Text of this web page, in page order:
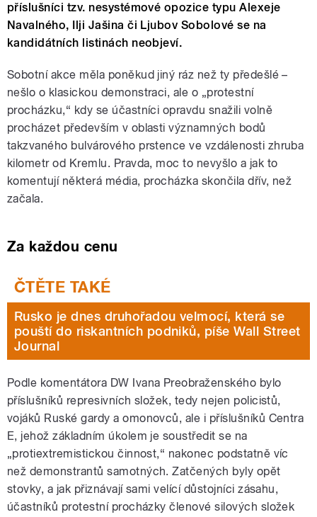
příslušníci tzv. nesystémové opozice typu Alexeje
Navalného, Ilji Jašina či Ljubov Sobolové se na
kandidátních listinách neobjeví.
Sobotní akce měla poněkud jiný ráz než ty předešlé –
nešlo o klasickou demonstraci, ale o „protestní
procházku,“ kdy se účastníci opravdu snažili volně
procházet především v oblasti významných bodů
takzvaného bulvárového prstence ve vzdálenosti zhruba
kilometr od Kremlu. Pravda, moc to nevyšlo a jak to
komentují některá média, procházka skončila dřív, než
začala.
Za každou cenu
Rusko je dnes druhořadou velmocí, která se
pouští do riskantních podniků, píše Wall Street
Journal
Podle komentátora DW Ivana Preobraženského bylo
příslušníků represivních složek, tedy nejen policistů,
vojáků Ruské gardy a omonovců, ale i příslušníků Centra
E, jehož základním úkolem je soustředit se na
„protiextremistickou činnost,“ nakonec podstatně víc
než demonstrantů samotných. Zatčených byly opět
stovky, a jak přiznávají sami velící důstojníci zásahu,
účastníků protestní procházky členové silových složek